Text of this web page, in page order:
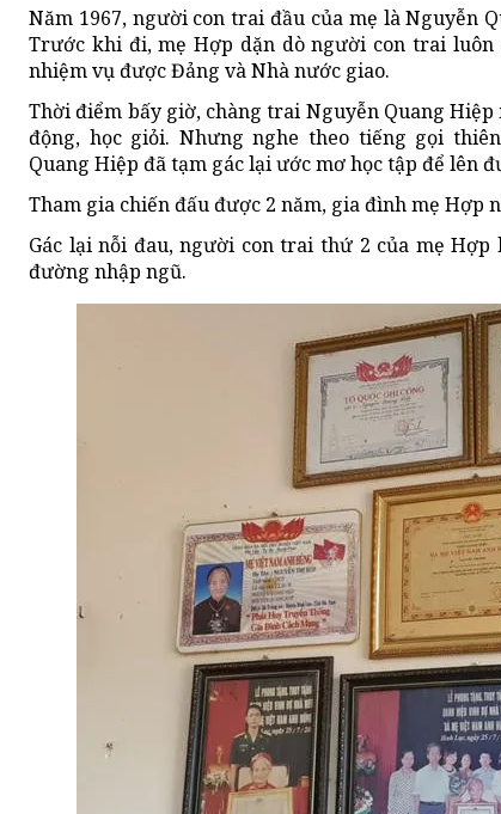
Năm 1967, người con trai đầu của mẹ là Nguyễn
Trước khi đi, mẹ Hợp dặn dò người con trai
nhiệm vụ được Đảng và Nhà nước giao.
Thời điểm bấy giờ, chàng trai Nguyễn Quang
động, học giỏi. Nhưng nghe theo tiếng gọi
Quang Hiệp đã tạm gác lại ước mơ học tập để lên
Tham gia chiến đấu được 2 năm, gia đình mẹ Hợp
Gác lại nỗi đau, người con trai thứ 2 của mẹ Hợp
đường nhập ngũ.